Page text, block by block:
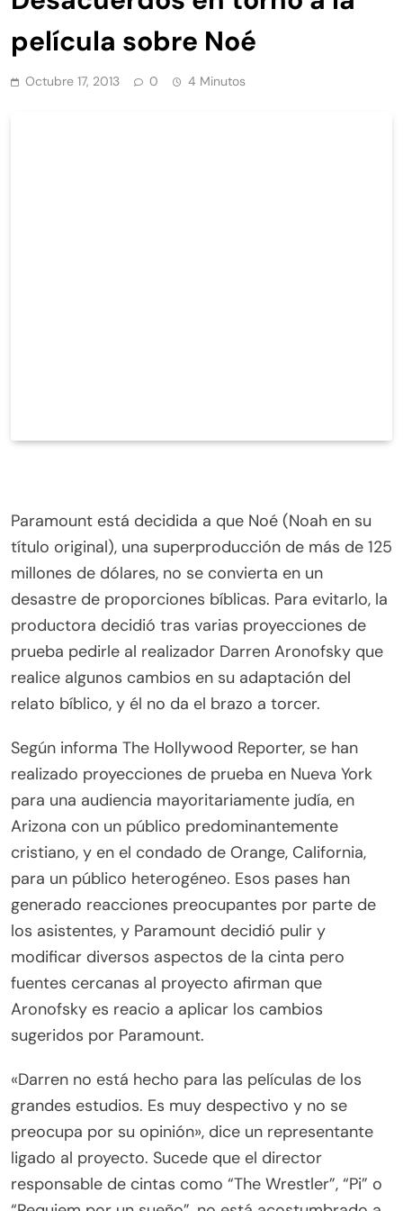
película sobre Noé
Octubre 17, 2013 0 4 Minutos
Paramount está decidida a que Noé (Noah en su
título original), una superproducción de más de 125
millones de dólares, no se convierta en un
desastre de proporciones bíblicas. Para evitarlo, la
productora decidió tras varias proyecciones de
prueba pedirle al realizador Darren Aronofsky que
realice algunos cambios en su adaptación del
relato bíblico, y él no da el brazo a torcer.
Según informa The Hollywood Reporter, se han
realizado proyecciones de prueba en Nueva York
para una audiencia mayoritariamente judía, en
Arizona con un público predominantemente
cristiano, y en el condado de Orange, California,
para un público heterogéneo. Esos pases han
generado reacciones preocupantes por parte de
los asistentes, y Paramount decidió pulir y
modificar diversos aspectos de la cinta pero
fuentes cercanas al proyecto afirman que
Aronofsky es reacio a aplicar los cambios
sugeridos por Paramount.
«Darren no está hecho para las películas de los
grandes estudios. Es muy despectivo y no se
preocupa por su opinión», dice un representante
ligado al proyecto. Sucede que el director
responsable de cintas como “The Wrestler”, “Pi” o